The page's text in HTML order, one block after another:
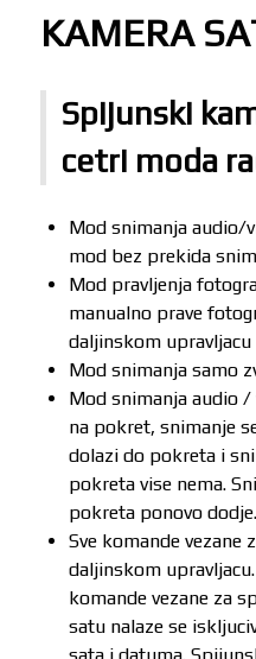
KAMERA
Spijunski
cetri moda
Mod snimanja audio/
mod bez prekida
Mod pravljenja
manualno prave
daljinskom upravljacu
Mod snimanja samo
Mod snimanja audio
na pokret, snimanje
dolazi do pokreta i
pokreta vise nema.
pokreta ponovo dodje.
Sve komande vezane
daljinskom
komande vezane za
satu nalaze se